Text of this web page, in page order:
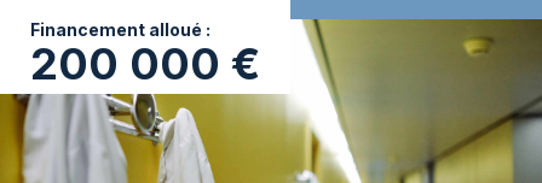
Financement alloué :
200 000 €